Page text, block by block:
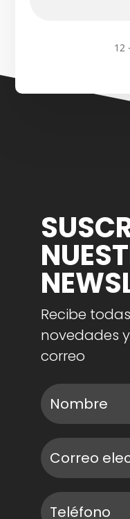
12
Recibe
novedades
correo